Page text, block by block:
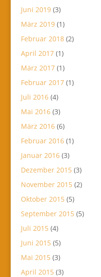
Juni 2019(3)
März 2019(1)
Februar 2018(2)
April 2017(1)
März 2017(1)
Februar 2017(1)
Juli 2016(4)
Mai 2016(3)
März 2016(6)
Februar 2016(1)
Januar 2016(3)
Dezember 2015 (3)
November 2015 (2)
Oktober 2015 (5)
September 2015 (5)
Juli 2015 (4)
Juni 2015 (5)
Mai 2015 (3)
April 2015 (3)